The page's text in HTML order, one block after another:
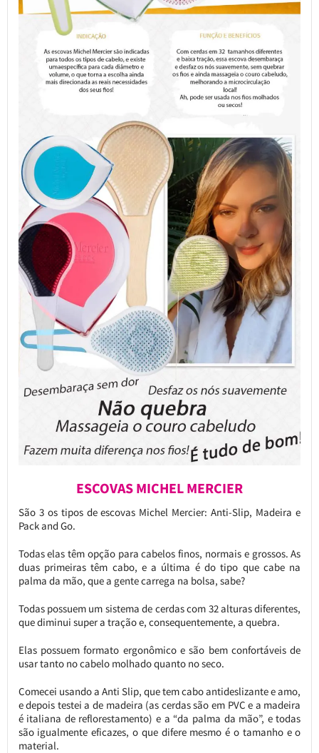
ESCOVAS MICHEL MERCIER
São 3 os tipos de escovas Michel Mercier: Anti-Slip, Madeira e
Pack and Go.
Todas elas têm opção para cabelos finos, normais e grossos. As
duas primeiras têm cabo, e a última é do tipo que cabe na
palma da mão, que a gente carrega na bolsa, sabe?
Todas possuem um sistema de cerdas com 32 alturas diferentes,
que diminui super a tração e, consequentemente, a quebra.
Elas possuem formato ergonômico e são bem confortáveis de
usar tanto no cabelo molhado quanto no seco.
Comecei usando a Anti Slip, que tem cabo antideslizante e amo,
e depois testei a de madeira (as cerdas são em PVC e a madeira
é italiana de reflorestamento) e a “da palma da mão”, e todas
são igualmente eficazes, o que difere mesmo é o tamanho e o
material.